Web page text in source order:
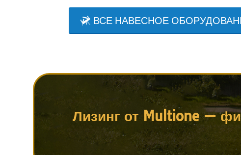
ВСЕ НАВЕСНОЕ
Лизинг от Multione —